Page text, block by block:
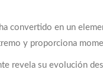
convertido en un
y proporciona
revela su evolución